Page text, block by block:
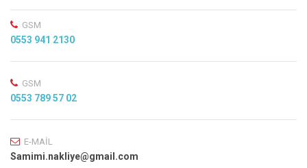
GSM
0553 941 2130
GSM
0553 789 57 02
E-MAİL
Samimi.nakliye@gmail.com